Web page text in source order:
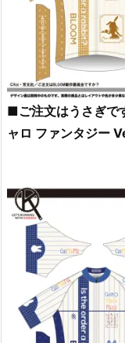
■ご注文はうさぎで
ャロ ファンタジー